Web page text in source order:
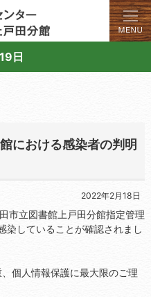
日
ご案内しています。
の総合案内サイト
における感染者の判明
2022年2月18日
市立図書館上戸田分館指定管理
染していることが確認されまし
個人情報保護に最大限のご理